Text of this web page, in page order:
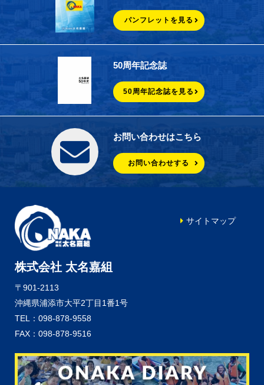
パンフレットを見る
50周年記念誌
50周年記念誌を見る
お問い合わせはこちら
お問い合わせする
株式会社 太名嘉組
〒901-2113
沖縄県浦添市大平2丁目1番1号
TEL：098-878-9558
FAX：098-878-9516
サイトマップ